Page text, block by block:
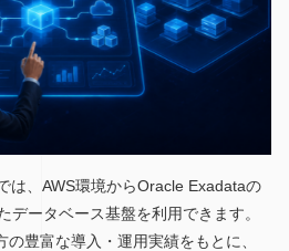
は、AWS環境からOracle Exadataの
データベース基盤を利用できます。
豊富な導入・運用実績をもとに、